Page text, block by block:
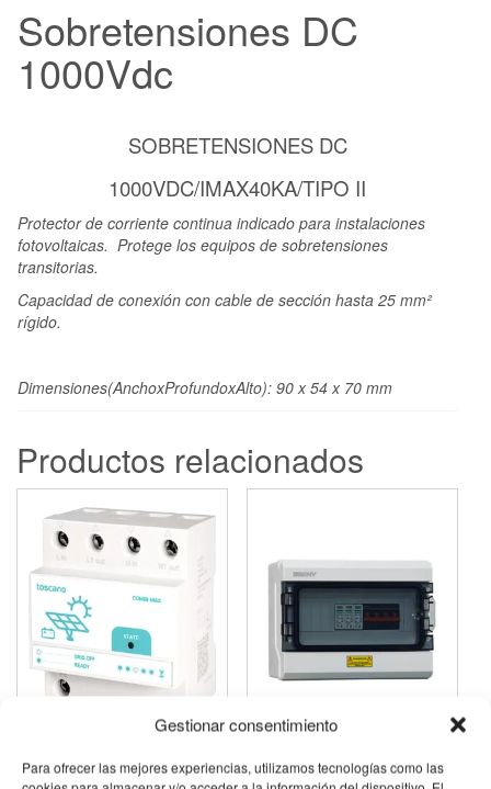
Gestionar consentimiento
Para ofrecer las mejores experiencias, utilizamos tecnologías como las
Sobretensiones DC
1000Vdc
SOBRETENSIONES DC
1000VDC/IMAX40KA/TIPO II
Protector de corriente continua indicado para instalaciones
fotovoltaicas. Protege los equipos de sobretensiones
transitorias.
Capacidad de conexión con cable de sección hasta 25 mm²
rígido.
Dimensiones(AnchoxProfundoxAlto): 90 x 54 x 70 mm
Productos relacionados
254,10 € Iva Incluido PROTECCIONES